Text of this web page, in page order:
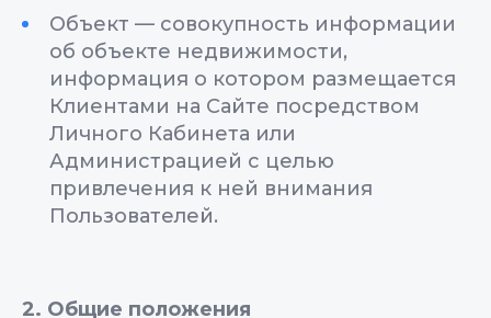
Объект — совокупность информации
об объекте недвижимости,
информация о котором размещается
Клиентами на Сайте посредством
Личного Кабинета или
Администрацией с целью
привлечения к ней внимания
Пользователей.
2. Общие положения